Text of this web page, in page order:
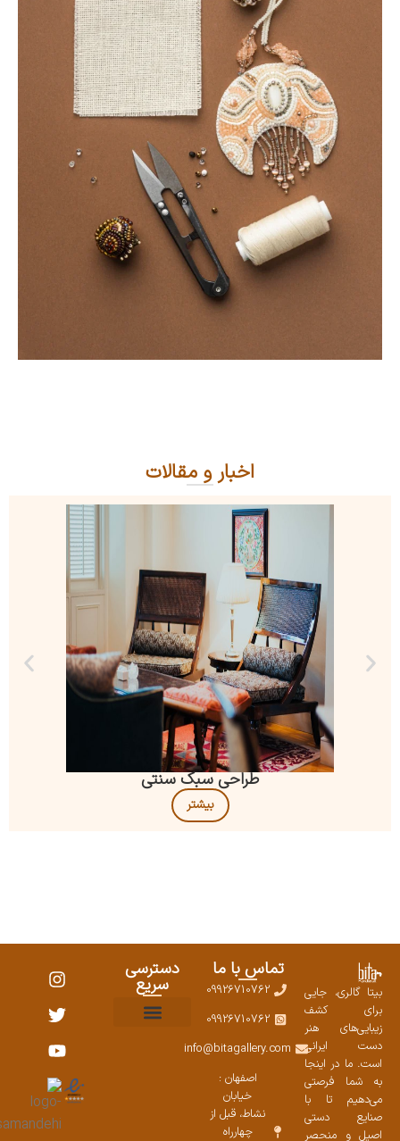
اخبار و مقالات
طراحی سبک سنتی
بیشتر
بیتا گالری، جایی
برای کشف
زیبایی‌های هنر
دست ایرانی
است. ما در اینجا
به شما فرصتی
می‌دهیم تا با
صنایع دستی
اصیل و منحصر
تماس با ما
09926710762
09926710762
info@bitagallery.com
اصفهان :
خیابان
نشاط، قبل از
چهارراه
دسترسی
سریع